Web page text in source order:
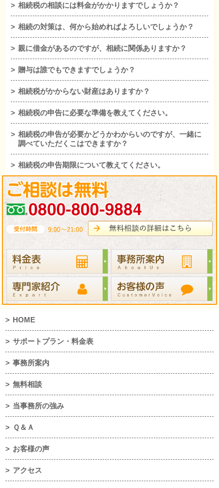
相続税の相談には料金がかかりますでしょうか？
相続の対策は、何から始めればよろしいでしょうか？
親に借金があるのですが、相続に関係ありますか？
贈与は誰でもできますでしょうか？
相続税がかからない財産はありますか？
相続税の申告に必要な準備を教えてください。
相続税の申告が必要かどうかわからいのですが、一緒に
調べていただくこはできますか？
相続税の申告期限について教えてください。
HOME
サポートプラン・料金表
事務所案内
無料相談
当事務所の強み
Ｑ＆Ａ
お客様の声
アクセス